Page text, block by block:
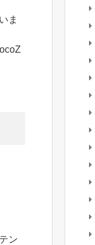
ま
ン